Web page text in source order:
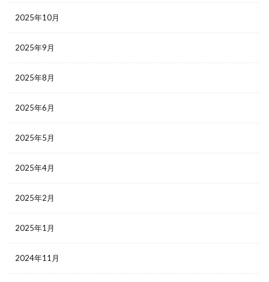
2025年10月
2025年9月
2025年8月
2025年6月
2025年5月
2025年4月
2025年2月
2025年1月
2024年11月